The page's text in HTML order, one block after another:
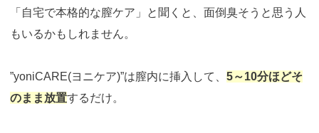
「自宅で本格的な膣ケア」と聞くと、面倒臭そうと思う人
もいるかもしれません。
”yoniCARE(ヨニケア)”は膣内に挿入して、 5～10分ほどそ
のまま放置するだけ。